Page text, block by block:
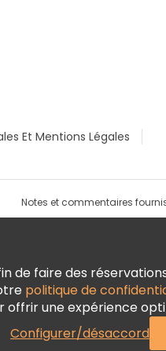
Et Mentions Légales
Notes et commentaires
de faire des
politique de
une expérience
Configurer/désaccord